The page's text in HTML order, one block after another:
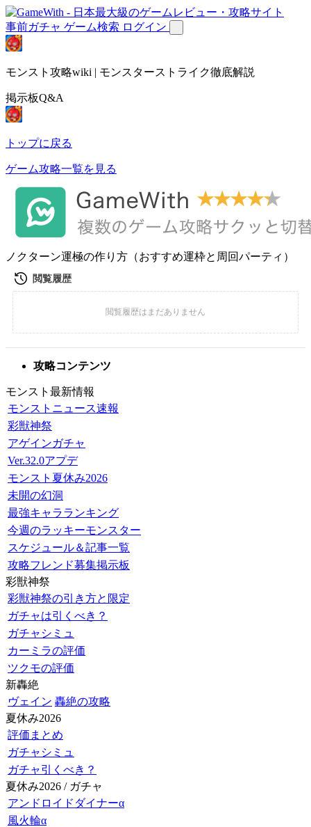
事前ガチャ ゲーム検索 ログイン
モンスト攻略wiki | モンスターストライク徹底解説
掲示板Q&A
トップに戻る
ゲーム攻略一覧を見る
ノクターン運極の作り方（おすすめ運枠と周回パーティ）
攻略コンテンツ
モンスト最新情報
モンストニュース速報
彩獣神祭
アゲインガチャ
Ver.32.0アプデ
モンスト夏休み2026
未開の幻洞
最強キャラランキング
今週のラッキーモンスター
スケジュール＆記事一覧
攻略フレンド募集掲示板
彩獣神祭
彩獣神祭の引き方と限定
ガチャは引くべき？
ガチャシミュ
カーミラの評価
ツクモの評価
新轟絶
ヴェイン 轟絶の攻略
夏休み2026
評価まとめ
ガチャシミュ
ガチャ引くべき？
夏休み2026 / ガチャ
アンドロイドダイナーα
風火輪α